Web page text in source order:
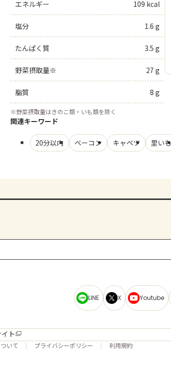
エネルギー
109 kcal
塩分 1.6 g
たんぱく質 3.5 g
野菜摂取量※ 27 g
脂質 8 g
※野菜摂取量はきのこ類・いも類を除く
関連キーワード
20分以内 ベーコン キャベツ 里いも
LINE X Youtube
ト
いて プライバシーポリシー 利用規約